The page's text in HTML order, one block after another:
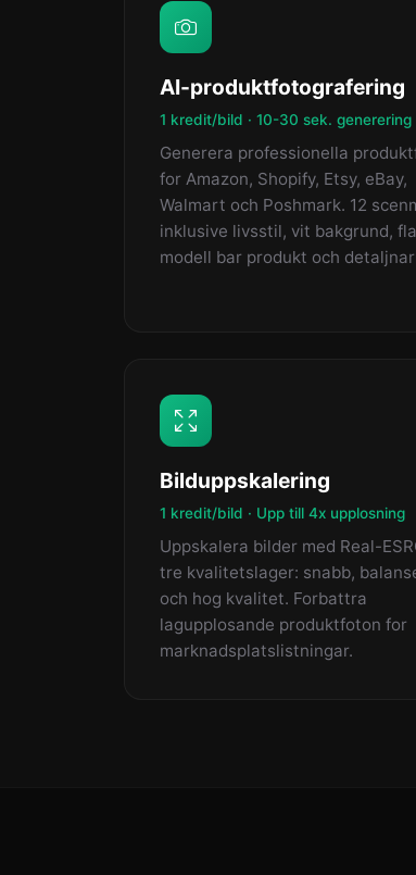
AI-produktfotografering
1 kredit/bild · 10-30 sek. generering
Generera professionella
for Amazon, Shopify, Etsy, eBay,
Walmart och Poshmark. 12
inklusive livsstil, vit bakgrund,
modell bar produkt och
Bilduppskalering
1 kredit/bild · Upp till 4x upplosning
Uppskalera bilder med Real-
tre kvalitetslager: snabb,
och hog kvalitet. Forbattra
lagupplosande produktfoton for
marknadsplatslistningar.